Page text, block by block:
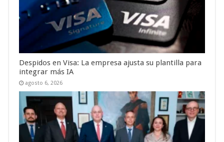
Despidos en Visa: La empresa ajusta su plantilla para
integrar más IA
agosto 6, 2026